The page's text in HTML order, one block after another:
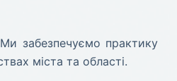
забезпечуємо практику
міста та області.